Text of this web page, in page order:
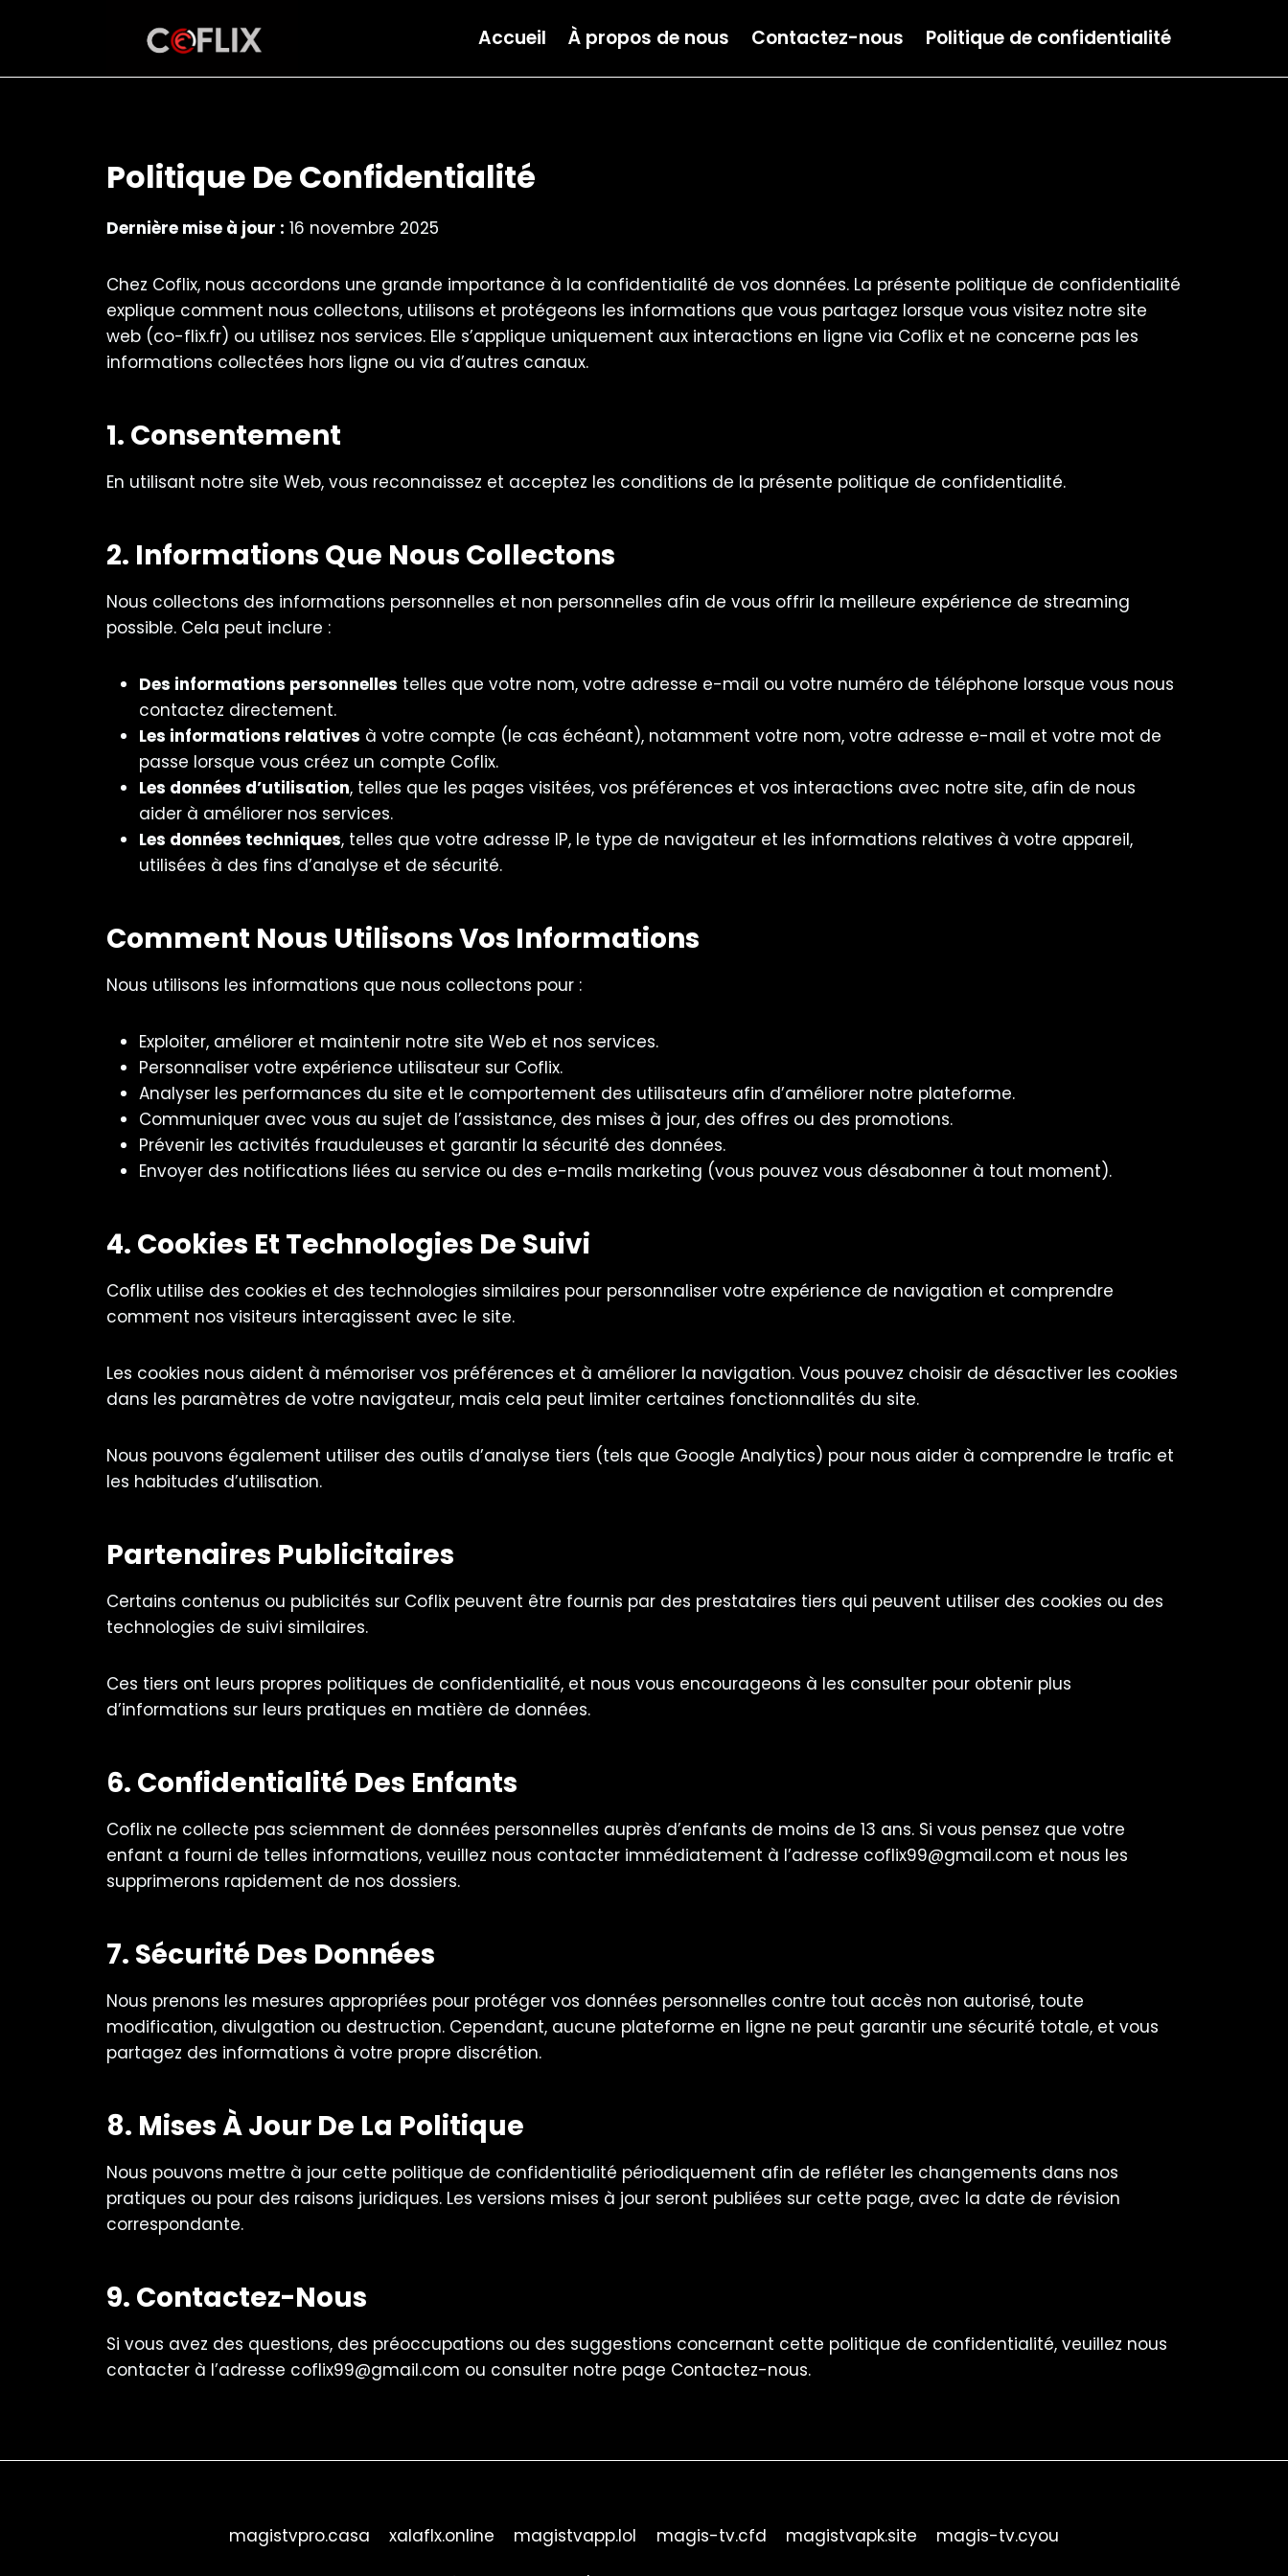
Accueil À propos de nous Contactez-nous Politique de confidentialité
Politique De Confidentialité
Dernière mise à jour : 16 novembre 2025
Chez Coflix, nous accordons une grande importance à la confidentialité de vos données. La présente politique de confidentialité
explique comment nous collectons, utilisons et protégeons les informations que vous partagez lorsque vous visitez notre site
web (co-flix.fr) ou utilisez nos services. Elle s’applique uniquement aux interactions en ligne via Coflix et ne concerne pas les
informations collectées hors ligne ou via d’autres canaux.
1. Consentement
En utilisant notre site Web, vous reconnaissez et acceptez les conditions de la présente politique de confidentialité.
2. Informations Que Nous Collectons
Nous collectons des informations personnelles et non personnelles afin de vous offrir la meilleure expérience de streaming
possible. Cela peut inclure :
Des informations personnelles telles que votre nom, votre adresse e-mail ou votre numéro de téléphone lorsque vous nous
contactez directement.
Les informations relatives à votre compte (le cas échéant), notamment votre nom, votre adresse e-mail et votre mot de
passe lorsque vous créez un compte Coflix.
Les données d’utilisation, telles que les pages visitées, vos préférences et vos interactions avec notre site, afin de nous
aider à améliorer nos services.
Les données techniques, telles que votre adresse IP, le type de navigateur et les informations relatives à votre appareil,
utilisées à des fins d’analyse et de sécurité.
Comment Nous Utilisons Vos Informations
Nous utilisons les informations que nous collectons pour :
Exploiter, améliorer et maintenir notre site Web et nos services.
Personnaliser votre expérience utilisateur sur Coflix.
Analyser les performances du site et le comportement des utilisateurs afin d’améliorer notre plateforme.
Communiquer avec vous au sujet de l’assistance, des mises à jour, des offres ou des promotions.
Prévenir les activités frauduleuses et garantir la sécurité des données.
Envoyer des notifications liées au service ou des e-mails marketing (vous pouvez vous désabonner à tout moment).
4. Cookies Et Technologies De Suivi
Coflix utilise des cookies et des technologies similaires pour personnaliser votre expérience de navigation et comprendre
comment nos visiteurs interagissent avec le site.
Les cookies nous aident à mémoriser vos préférences et à améliorer la navigation. Vous pouvez choisir de désactiver les cookies
dans les paramètres de votre navigateur, mais cela peut limiter certaines fonctionnalités du site.
Nous pouvons également utiliser des outils d’analyse tiers (tels que Google Analytics) pour nous aider à comprendre le trafic et
les habitudes d’utilisation.
Partenaires Publicitaires
Certains contenus ou publicités sur Coflix peuvent être fournis par des prestataires tiers qui peuvent utiliser des cookies ou des
technologies de suivi similaires.
Ces tiers ont leurs propres politiques de confidentialité, et nous vous encourageons à les consulter pour obtenir plus
d’informations sur leurs pratiques en matière de données.
6. Confidentialité Des Enfants
Coflix ne collecte pas sciemment de données personnelles auprès d’enfants de moins de 13 ans. Si vous pensez que votre
enfant a fourni de telles informations, veuillez nous contacter immédiatement à l’adresse coflix99@gmail.com et nous les
supprimerons rapidement de nos dossiers.
7. Sécurité Des Données
Nous prenons les mesures appropriées pour protéger vos données personnelles contre tout accès non autorisé, toute
modification, divulgation ou destruction. Cependant, aucune plateforme en ligne ne peut garantir une sécurité totale, et vous
partagez des informations à votre propre discrétion.
8. Mises À Jour De La Politique
Nous pouvons mettre à jour cette politique de confidentialité périodiquement afin de refléter les changements dans nos
pratiques ou pour des raisons juridiques. Les versions mises à jour seront publiées sur cette page, avec la date de révision
correspondante.
9. Contactez-Nous
Si vous avez des questions, des préoccupations ou des suggestions concernant cette politique de confidentialité, veuillez nous
contacter à l’adresse coflix99@gmail.com ou consulter notre page Contactez-nous.
magistvpro.casa xalaflx.online magistvapp.lol magis-tv.cfd magistvapk.site magis-tv.cyou